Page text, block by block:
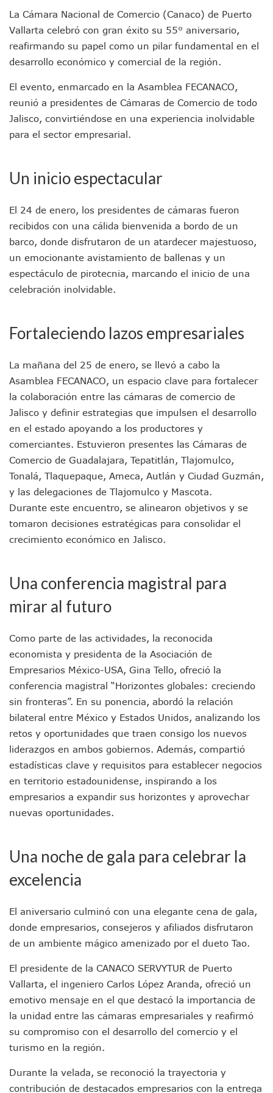
Jóvenes En Movimiento Jalisco Renueva Su Dirigencia
En PV Encabezan Preferencias Morena Y Juan Carlos
Pancho López; En La Mira Del Comité Nacional Del PAN
Cae El “R1”, Presunto Autor Intelectual Del Homicidio De
Muere Manolo Solo, Actor De “El Laberinto Del Fauno”, A
IMSS Invierte 12.6 MDP En Remodelar Urgencias Del
En Abril 2027 Terminarán El Centro Regional De Autismo
Puerto Vallarta Fortalece Su Promoción En California Con
Accidente En Un RZR, Principal Hipótesis Por La Muerte
Morena Cierra Filas Por La Defensa Del Agua De Calidad
Hallazgo De Yareli Colmenares Tovar Eleva A 4 Cuerpos
Ra Aguilar Acompaña A Cientos De Familias En Las
Oleaje Y Riesgo Por Cocodrilos Mantienen Restricciones
“Kato” Supera El Abandono Y Comienza Una Nueva Vida
México Necesitaba 600 Mil Empleos; Solo Generó 262 Mil
Poderoso Terremoto Destruye Edificios Y Puentes En
Munguía Es El Sexto Mejor Alcalde De Jalisco, Según
ATM Incorpora 20 Nuevos Camiones Al Corredor Bahía
Caída De “El Mencho” Elevó Percepción De Inseguridad
Morenistas Imparten Taller En Puerto Vallarta
CEDHJ Señala Violaciones A Derechos De Víctima De
Ayutla Bajo Investigación Tras Reporte De Posible
Maleza Crece En Camellones De La Principal Avenida
Lluvias E Inundaciones No Detienen El Transporte Público
Bruno Blancas Reúne A Especialistas Para Analizar La
Entregan Aparato Auditivo A Don Juan Ramírez En Puerto
Huracán En Formación Podría Generar Oleaje Elevado En
Viajar A Puerto Vallarta Este Verano Puede Costar Hasta
Buscan Reducir Riesgos Por Cocodrilos En Playas De
Plantean “Ley Don Juanito” Al Diputado Federal Bruno
Vecinos De La Playita Reciben A Juan Carlos Castro
Asesinan En Oaxaca Al Periodista Francisco Alejandro
Mujeres Recorren Calles De Ixtapa Para Identificar
Bruno Blancas Convoca A Mesa De Análisis Para La
CUCosta E IMSS Nayarit Avanzan En Acuerdos Para
Playa Las Cocinas: Retiran Concesión Y Anuncian Plan De
Dr. Álvarez Zayas Dirige Plan De Salud Animal Y
Por Desaparición Forzada, Expolicías De Nayarit
“El Mayo” Zambada Es Condenado A Morir En Prisión En
Brigada Forense Brindará Atención A Familias De
Vecinos De Vallarta 500 Exponen Queja De Vialidades A
Pelea De Extranjera Durante Función De “La Odisea” En
Joven Esgrimista De Puerto Vallarta Asegura Lugar En El
Llegan Camiones “oruga” A Puerto Vallarta Con
Coordinan Operativo Para Las Tradicionales Paseadas
Monzón Mexicano Causará Lluvias Muy Fuertes En
Acusado De Homicidio En El Tuito Permanecerá Un Año
Descartan Riesgo De Tsunami Para Puerto Vallarta Tras
Arranca Copa México De Clavados Zapopan 2026 En El
Asesinan A Regidora De Tecate Por Morena Y A Su
Recuperan Seis Vehículos Con Reporte De Robo Durante
Tráfico Aéreo Cae En Puerto Vallarta Durante El 2026;
SAT Lleva Su Oficina Móvil A Talpa De Allende Para
IMSS Rehabilitará Infraestructura De La UMF No. 170 En
Puerto Vallarta Se Suma A Simulacro Estatal Por Bloqueos
Retiran Cacharros De 30 Puntos En Colonias De Puerto
Movimiento Ciudadano Capacita A Su Estructura
Hospital Civil De La Costa Inicia Su Construcción En Puerto
Accidente Fatal En La Autopista Guadalajara–Tepic Deja
Ra Aguilar Fortalece La Transformación Desde Las
La Cámara Nacional de Comercio (Canaco) de Puerto
Vallarta celebró con gran éxito su 55° aniversario,
reafirmando su papel como un pilar fundamental en el
desarrollo económico y comercial de la región.
El evento, enmarcado en la Asamblea FECANACO,
reunió a presidentes de Cámaras de Comercio de todo
Jalisco, convirtiéndose en una experiencia inolvidable
para el sector empresarial.
Un inicio espectacular
El 24 de enero, los presidentes de cámaras fueron
recibidos con una cálida bienvenida a bordo de un
barco, donde disfrutaron de un atardecer majestuoso,
un emocionante avistamiento de ballenas y un
espectáculo de pirotecnia, marcando el inicio de una
celebración inolvidable.
Fortaleciendo lazos empresariales
La mañana del 25 de enero, se llevó a cabo la
Asamblea FECANACO, un espacio clave para fortalecer
la colaboración entre las cámaras de comercio de
Jalisco y definir estrategias que impulsen el desarrollo
en el estado apoyando a los productores y
comerciantes. Estuvieron presentes las Cámaras de
Comercio de Guadalajara, Tepatitlán, Tlajomulco,
Tonalá, Tlaquepaque, Ameca, Autlán y Ciudad Guzmán,
y las delegaciones de Tlajomulco y Mascota.
Durante este encuentro, se alinearon objetivos y se
tomaron decisiones estratégicas para consolidar el
crecimiento económico en Jalisco.
Una conferencia magistral para
mirar al futuro
Como parte de las actividades, la reconocida
economista y presidenta de la Asociación de
Empresarios México-USA, Gina Tello, ofreció la
conferencia magistral “Horizontes globales: creciendo
sin fronteras”. En su ponencia, abordó la relación
bilateral entre México y Estados Unidos, analizando los
retos y oportunidades que traen consigo los nuevos
liderazgos en ambos gobiernos. Además, compartió
estadísticas clave y requisitos para establecer negocios
en territorio estadounidense, inspirando a los
empresarios a expandir sus horizontes y aprovechar
nuevas oportunidades.
Una noche de gala para celebrar la
excelencia
El aniversario culminó con una elegante cena de gala,
donde empresarios, consejeros y afiliados disfrutaron
de un ambiente mágico amenizado por el dueto Tao.
El presidente de la CANACO SERVYTUR de Puerto
Vallarta, el ingeniero Carlos López Aranda, ofreció un
emotivo mensaje en el que destacó la importancia de
la unidad entre las cámaras empresariales y reafirmó
su compromiso con el desarrollo del comercio y el
turismo en la región.
Durante la velada, se reconoció la trayectoria y
contribución de destacados empresarios con la entrega